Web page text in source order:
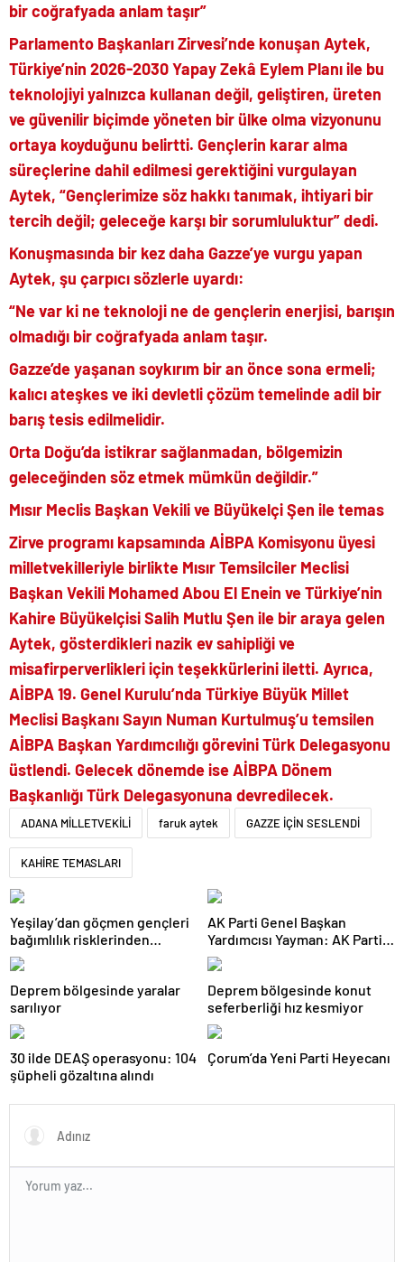
bir coğrafyada anlam taşır”
Parlamento Başkanları Zirvesi’nde konuşan Aytek,
Türkiye’nin 2026-2030 Yapay Zekâ Eylem Planı ile bu
teknolojiyi yalnızca kullanan değil, geliştiren, üreten
ve güvenilir biçimde yöneten bir ülke olma vizyonunu
ortaya koyduğunu belirtti. Gençlerin karar alma
süreçlerine dahil edilmesi gerektiğini vurgulayan
Aytek, “Gençlerimize söz hakkı tanımak, ihtiyari bir
tercih değil; geleceğe karşı bir sorumluluktur” dedi.
Konuşmasında bir kez daha Gazze’ye vurgu yapan
Aytek, şu çarpıcı sözlerle uyardı:
“Ne var ki ne teknoloji ne de gençlerin enerjisi, barışın
olmadığı bir coğrafyada anlam taşır.
Gazze’de yaşanan soykırım bir an önce sona ermeli;
kalıcı ateşkes ve iki devletli çözüm temelinde adil bir
barış tesis edilmelidir.
Orta Doğu’da istikrar sağlanmadan, bölgemizin
geleceğinden söz etmek mümkün değildir.”
Mısır Meclis Başkan Vekili ve Büyükelçi Şen ile temas
Zirve programı kapsamında AİBPA Komisyonu üyesi
milletvekilleriyle birlikte Mısır Temsilciler Meclisi
Başkan Vekili Mohamed Abou El Enein ve Türkiye’nin
Kahire Büyükelçisi Salih Mutlu Şen ile bir araya gelen
Aytek, gösterdikleri nazik ev sahipliği ve
misafirperverlikleri için teşekkürlerini iletti. Ayrıca,
AİBPA 19. Genel Kurulu’nda Türkiye Büyük Millet
Meclisi Başkanı Sayın Numan Kurtulmuş’u temsilen
AİBPA Başkan Yardımcılığı görevini Türk Delegasyonu
üstlendi. Gelecek dönemde ise AİBPA Dönem
Başkanlığı Türk Delegasyonuna devredilecek.
ADANA MİLLETVEKİLİ faruk aytek GAZZE İÇİN SESLENDİ
KAHİRE TEMASLARI
Yeşilay’dan göçmen gençleri
bağımlılık risklerinden
koruyacak uluslararası model
AK Parti Genel Başkan
Yardımcısı Yayman: AK Parti
ikinci 25 yıla hazır
Deprem bölgesinde yaralar
sarılıyor
Deprem bölgesinde konut
seferberliği hız kesmiyor
30 ilde DEAŞ operasyonu: 104
şüpheli gözaltına alındı
Çorum’da Yeni Parti Heyecanı